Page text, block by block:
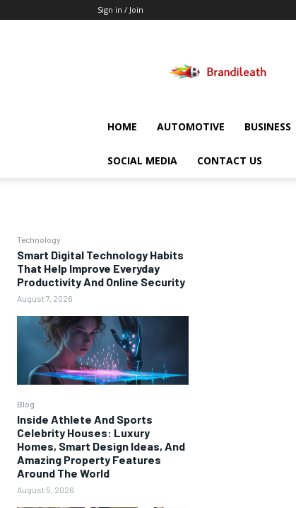
Sign in / Join
HOME AUTOMOTIVE BUSINESS
SOCIAL MEDIA CONTACT US
Technology
Smart Digital Technology Habits
That Help Improve Everyday
Productivity And Online Security
August 7, 2026
Blog
Inside Athlete And Sports
Celebrity Houses: Luxury
Homes, Smart Design Ideas, And
Amazing Property Features
Around The World
August 5, 2026